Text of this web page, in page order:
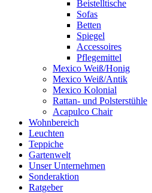
Beistelltische
Sofas
Betten
Spiegel
Accessoires
Pflegemittel
Mexico Weiß/Honig
Mexico Weiß/Antik
Mexico Kolonial
Rattan- und Polsterstühle
Acapulco Chair
Wohnbereich
Leuchten
Teppiche
Gartenwelt
Unser Unternehmen
Sonderaktion
Ratgeber